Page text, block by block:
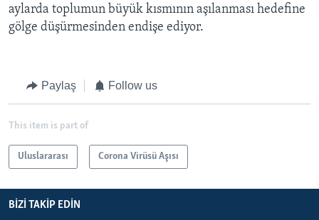
aylarda toplumun büyük kısmının aşılanması hedefine
gölge düşürmesinden endişe ediyor.
Paylaş Follow us
This item is part of
Uluslararası Corona Virüsü Aşısı
BIZI TAKIP EDIN